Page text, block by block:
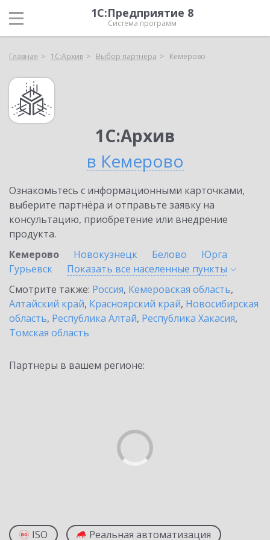
1С:Предприятие 8
Система программ
Главная 1С:Архив Выбор партнёра Кемерово
1С:Архив
в Кемерово
Ознакомьтесь с информационными карточками,
выберите партнёра и отправьте заявку на
консультацию, приобретение или внедрение
продукта.
Кемерово
Новокузнецк Белово
Юрга
Гурьевск
Показать все населенные пункты
Смотрите также: Россия, Кемеровская область,
Алтайский край, Красноярский край, Новосибирская
область, Республика Алтай, Республика Хакасия,
Томская область
Партнеры в вашем регионе:
ISO Реальная автоматизация